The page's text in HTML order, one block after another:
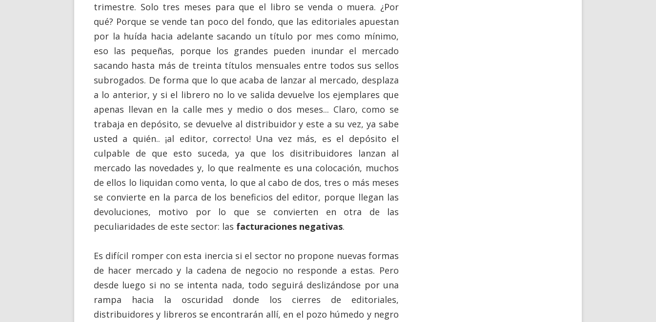
trimestre. Solo tres meses para que el libro se venda o muera. ¿Por
qué? Porque se vende tan poco del fondo, que las editoriales apuestan
por la huída hacia adelante sacando un título por mes como mínimo,
eso las pequeñas, porque los grandes pueden inundar el mercado
sacando hasta más de treinta títulos mensuales entre todos sus sellos
subrogados. De forma que lo que acaba de lanzar al mercado, desplaza
a lo anterior, y si el librero no lo ve salida devuelve los ejemplares que
apenas llevan en la calle mes y medio o dos meses... Claro, como se
trabaja en depósito, se devuelve al distribuidor y este a su vez, ya sabe
usted a quién.. ¡al editor, correcto! Una vez más, es el depósito el
culpable de que esto suceda, ya que los disitribuidores lanzan al
mercado las novedades y, lo que realmente es una colocación, muchos
de ellos lo liquidan como venta, lo que al cabo de dos, tres o más meses
se convierte en la parca de los beneficios del editor, porque llegan las
devoluciones, motivo por lo que se convierten en otra de las
peculiaridades de este sector: las facturaciones negativas.
Es difícil romper con esta inercia si el sector no propone nuevas formas
de hacer mercado y la cadena de negocio no responde a estas. Pero
desde luego si no se intenta nada, todo seguirá deslizándose por una
rampa hacia la oscuridad donde los cierres de editoriales,
distribuidores y libreros se encontrarán allí, en el pozo húmedo y negro